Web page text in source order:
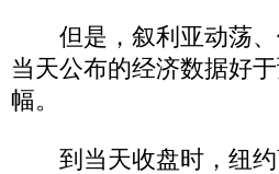
但是，叙利亚动荡、
当天公布的经济数据好
幅。
到当天收盘时，纽约